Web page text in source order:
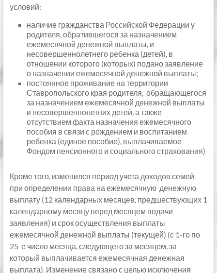
условий:
наличие гражданства Российской Федерации у
родителя, обратившегося за назначением
ежемесячной денежной выплаты, и
несовершеннолетнего ребенка (детей), в
отношении которого (которых) подано заявление
о назначении ежемесячной денежной выплаты;
постоянное проживание на территории
Ставропольского края родителя, обращающегося
за назначением ежемесячной денежной выплаты
и несовершеннолетних детей, а также
отсутствием факта назначения ежемесячного
пособия в связи с рождением и воспитанием
ребенка (единое пособие), выплачиваемое
Фондом пенсионного и социального страхования)
Кроме того, изменился период учета доходов семей
при определении права на ежемесячную денежную
выплату (12 календарных месяцев, предшествующих 1
календарному месяцу перед месяцем подачи
заявления) и срок осуществления выплаты
ежемесячной денежной выплаты (текущей) (с 1-го по
25-е число месяца, следующего за месяцем, за
который выплачивается ежемесячная денежная
выплата). Изменение связано с целью исключения